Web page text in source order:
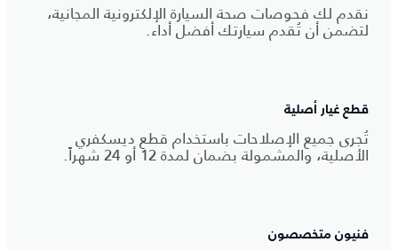
نقدم لك فحوصات صحة السيارة الإلكترونية المجانية،
لتضمن أن تُقدم سيارتك أفضل أداء.
قطع غيار أصلية
تُجرى جميع الإصلاحات باستخدام قطع ديسكفري
الأصلية، والمشمولة بضمان لمدة 12 أو 24 شهراً.
فنيون متخصصون